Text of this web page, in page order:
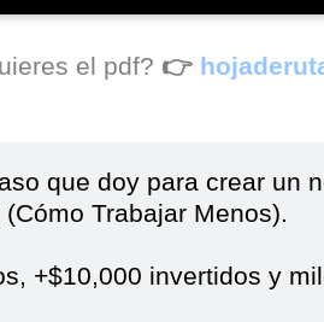
el pdf? 👉
que doy para crear un
Trabajar Menos).
+$10,000 invertidos y